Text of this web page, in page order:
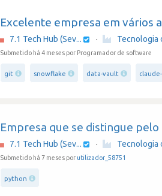
Excelente empresa em vários
7.1 Tech Hub (Sev... · Tecnologia
Submetido há 4 meses por Programador de software
git snowflake data-vault
Empresa que se distingue
7.1 Tech Hub (Sev... · Tecnologia
Submetido há 7 meses por utilizador_58751
python